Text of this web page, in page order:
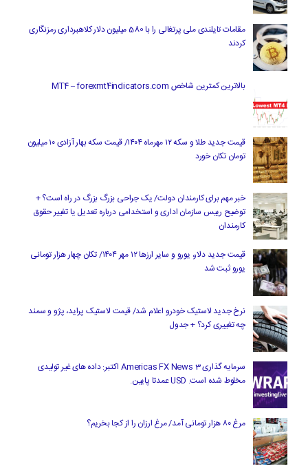
مقامات تایلندی ملی پرتغالی را با 580 میلیون دلار کلاهبرداری رمزنگاری
کردند
بالاترین کمترین شاخص MT4 – forexmt4indicators.com
قیمت جدید طلا و سکه ۱۲ مهرماه ۱۴۰۴/ قیمت سکه بهار آزادی ۱۰ میلیون
تومان تکان خورد
خبر مهم برای کارمندان دولت/ یک جراحی بزرگ بزرگ در راه است؟ +
توضیح رییس سازمان اداری و استخدامی درباره تعدیل یا تغییر حقوق
کارمندان
قیمت جدید دلار، یورو و سایر ارزها ۱۲ مهر ۱۴۰۴/ تکان چهار هزار تومانی
یورو ثبت شد
نرخ جدید لاستیک خودرو اعلام شد/ قیمت لاستیک پراید، پژو و سمند
چه تغییری کرد؟ + جدول
سرمایه گذاری Americas FX News 3 اکتبر: داده های غیر تولیدی
مخلوط شده است. USD عمدتا پایین.
مرغ ۸۰ هزار تومانی آمد/ مرغ ارزان را از کجا بخریم؟